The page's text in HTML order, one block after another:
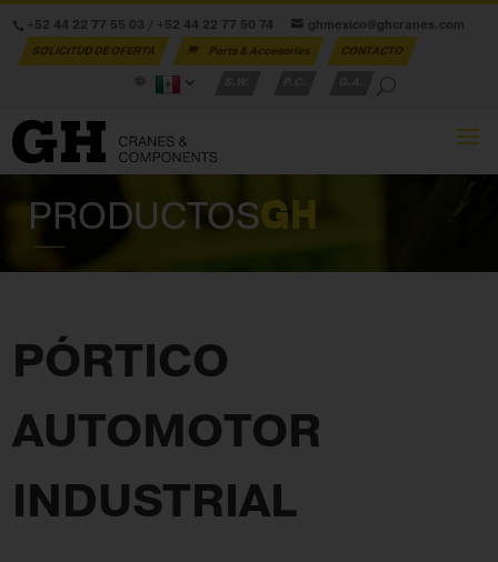
+52 44 22 77 55 03 +52 44 22 77 50 74 ghmexico@ghcranes.com
SOLICITUD DE OFERTA Parts & Accesories
CONTACTO
PRODUCTOSGH
PÓRTICO
AUTOMOTOR
INDUSTRIAL